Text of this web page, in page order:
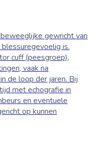
gewricht van
is.
cuff (peesgroep),
vaak na
de loop der jaren. Bij
met echografie in
en eventuele
op kunnen